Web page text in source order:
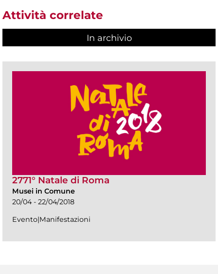
Attività correlate
In archivio
2771° Natale di Roma
Musei in Comune
20/04 - 22/04/2018
Evento|Manifestazioni